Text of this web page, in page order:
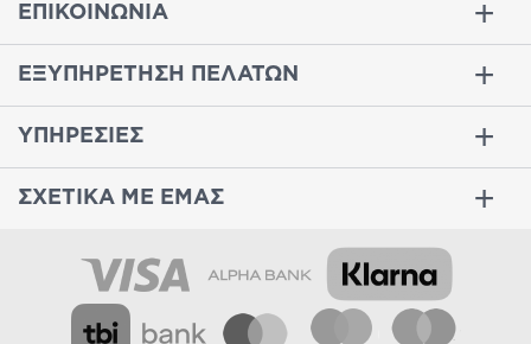
ΕΠΙΚΟΙΝΩΝΙΑ
ΕΞΥΠΗΡΕΤΗΣΗ ΠΕΛΑΤΩΝ
ΥΠΗΡΕΣΙΕΣ
ΣΧΕΤΙΚΑ ΜΕ ΕΜΑΣ